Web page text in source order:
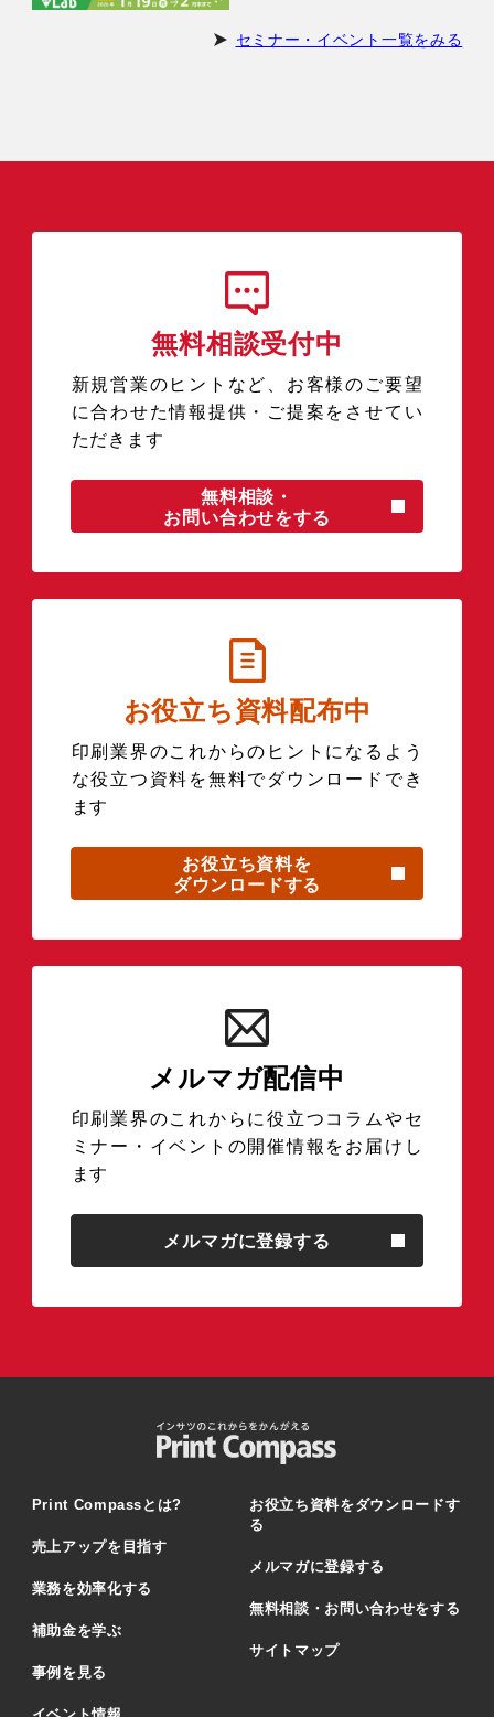
セミナー・イベント一覧をみる
無料相談受付中
新規営業のヒントなど、お客様のご要望
に合わせた情報提供・ご提案をさせてい
ただきます
無料相談・
お問い合わせをする
お役立ち資料配布中
印刷業界のこれからのヒントになるよう
な役立つ資料を無料でダウンロードでき
ます
お役立ち資料を
ダウンロードする
メルマガ配信中
印刷業界のこれからに役立つコラムやセ
ミナー・イベントの開催情報をお届けし
ます
メルマガに登録する
Print Compassとは?
売上アップを目指す
業務を効率化する
補助金を学ぶ
事例を見る
お役立ち資料をダウンロードす
る
メルマガに登録する
無料相談・お問い合わせをする
サイトマップ